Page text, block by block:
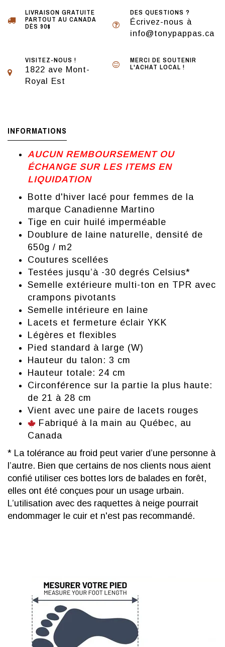
LIVRAISON GRATUITE
PARTOUT AU CANADA
DÈS 90$
DES QUESTIONS ?
Écrivez-nous à
info@tonypappas.ca
VISITEZ-NOUS !
1822 ave Mont-
Royal Est
MERCI DE SOUTENIR
L'ACHAT LOCAL !
INFORMATIONS
AUCUN REMBOURSEMENT OU
ÉCHANGE SUR LES ITEMS EN
LIQUIDATION
Botte d'hiver lacé pour femmes de la
marque Canadienne Martino
Tige en cuir huilé imperméable
Doublure de laine naturelle, densité de
650g / m2
Coutures scellées
Testées jusqu’à -30 degrés Celsius*
Semelle extérieure multi-ton en TPR avec
crampons pivotants
Semelle intérieure en laine
Lacets et fermeture éclair YKK
Légères et flexibles
Pied standard à large (W)
Hauteur du talon: 3 cm
Hauteur totale: 24 cm
Circonférence sur la partie la plus haute:
de 21 à 28 cm
Vient avec une paire de lacets rouges
Fabriqué à la main au Québec, au
Canada
* La tolérance au froid peut varier d’une personne à
l’autre. Bien que certains de nos clients nous aient
confié utiliser ces bottes lors de balades en forêt,
elles ont été conçues pour un usage urbain.
L’utilisation avec des raquettes à neige pourrait
endommager le cuir et n'est pas recommandé.